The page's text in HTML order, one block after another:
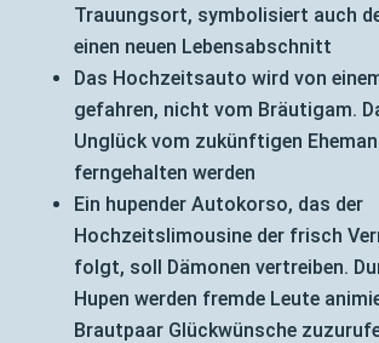
Trauungsort, symbolisiert auch
einen neuen Lebensabschnitt
Das Hochzeitsauto wird von
gefahren, nicht vom Bräutigam.
Unglück vom zukünftigen
ferngehalten werden
Ein hupender Autokorso, das der
Hochzeitslimousine der frisch
folgt, soll Dämonen vertreiben.
Hupen werden fremde Leute
Brautpaar Glückwünsche